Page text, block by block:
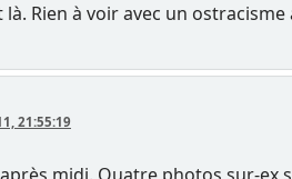
Rien à voir avec un ostracisme
21:55:19